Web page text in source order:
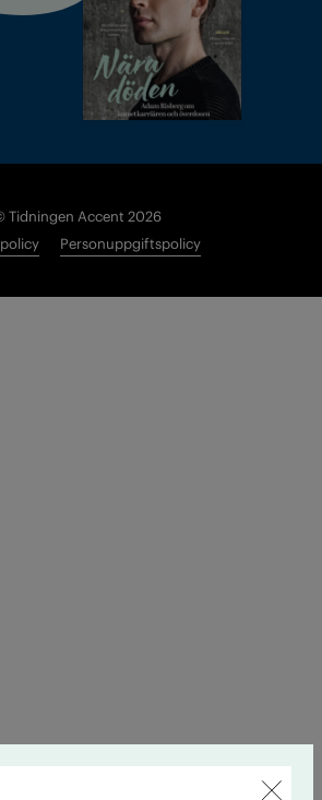
Tidningen Accent 2026
Personuppgiftspolicy